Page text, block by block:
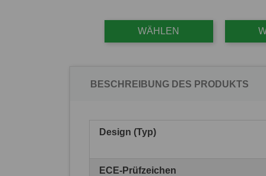
WÄHLEN
BESCHREIBUNG DES PRODUKTS
Design (Typ)
ECE-Prüfzeichen